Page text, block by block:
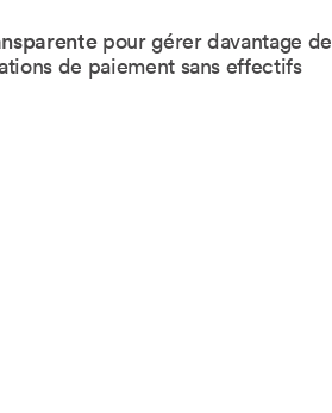
pour gérer davantage de
de paiement sans effectifs